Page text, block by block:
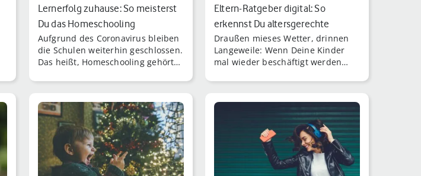
Lernerfolg zuhause: So meisterst
Du das Homeschooling
Aufgrund des Coronavirus bleiben
die Schulen weiterhin geschlossen.
Das heißt, Homeschooling gehört
Eltern-Ratgeber digital: So
erkennst Du altersgerechte
Videospiel…
Draußen mieses Wetter, drinnen
Langeweile: Wenn Deine Kinder
mal wieder beschäftigt werden